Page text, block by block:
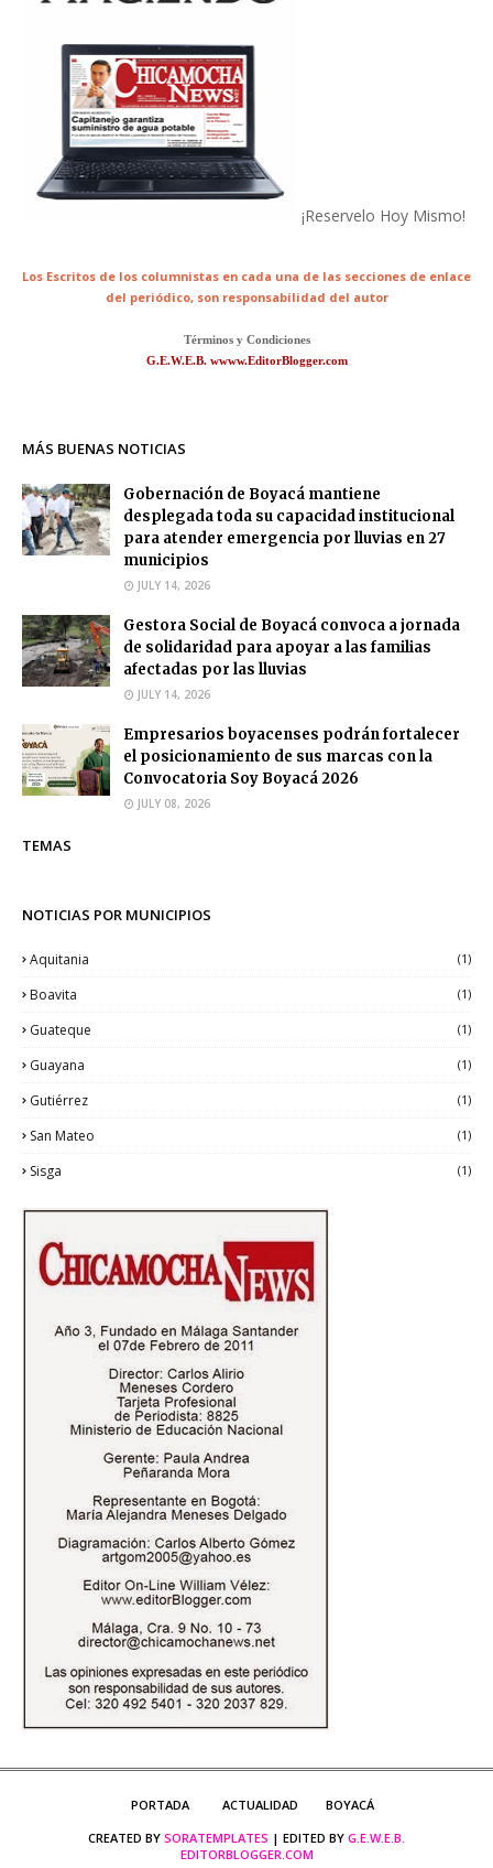
¡Reservelo Hoy Mismo!
Los Escritos de los columnistas en cada una de las secciones de enlace
del periódico, son responsabilidad del autor
Términos y Condiciones
G.E.W.E.B. wwww.EditorBlogger.com
MÁS BUENAS NOTICIAS
Gobernación de Boyacá mantiene
desplegada toda su capacidad institucional
para atender emergencia por lluvias en 27
municipios
JULY 14, 2026
Gestora Social de Boyacá convoca a jornada
de solidaridad para apoyar a las familias
afectadas por las lluvias
JULY 14, 2026
Empresarios boyacenses podrán fortalecer
el posicionamiento de sus marcas con la
Convocatoria Soy Boyacá 2026
JULY 08, 2026
TEMAS
NOTICIAS POR MUNICIPIOS
Aquitania (1)
Boavita (1)
Guateque (1)
Guayana (1)
Gutiérrez (1)
San Mateo (1)
Sisga (1)
PORTADA ACTUALIDAD
BOYACÁ
CREATED BY SORATEMPLATES | EDITED BY G.E.W.E.B.
EDITORBLOGGER.COM